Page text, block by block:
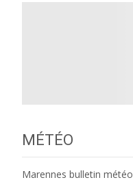
MÉTÉO
Marennes bulletin météo